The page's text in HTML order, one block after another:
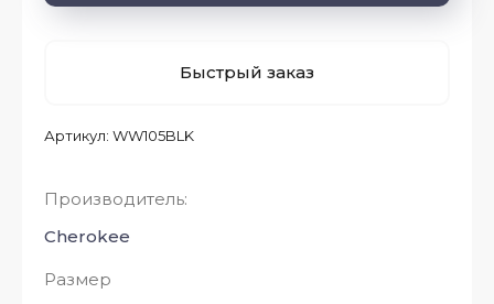
Артикул: WW105BLK
Быстрый заказ
Производитель:
Cherokee
Размер